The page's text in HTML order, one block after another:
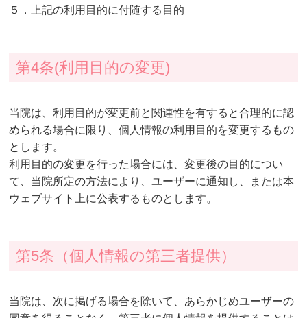
５．上記の利用目的に付随する目的
第4条(利用目的の変更)
当院は、利用目的が変更前と関連性を有すると合理的に認
められる場合に限り、個人情報の利用目的を変更するもの
とします。
利用目的の変更を行った場合には、変更後の目的につい
て、当院所定の方法により、ユーザーに通知し、または本
ウェブサイト上に公表するものとします。
第5条（個人情報の第三者提供）
当院は、次に掲げる場合を除いて、あらかじめユーザーの